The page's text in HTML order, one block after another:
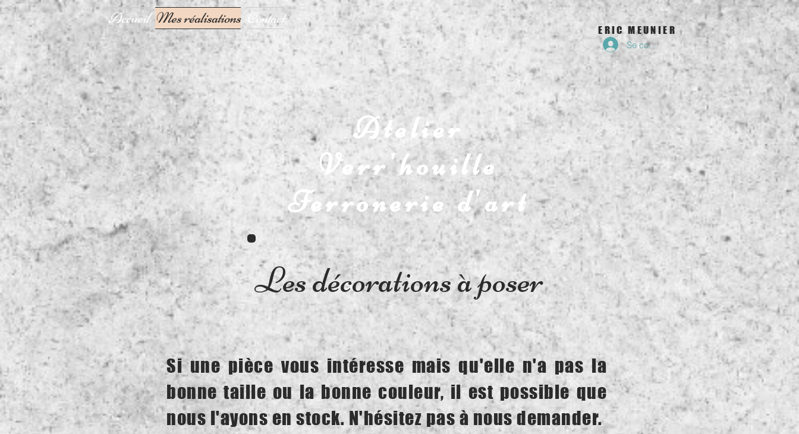
Accueil Mes réalisations Contact
ERIC MEUNIER
Se connecter
Atelier
Verr'houille
Ferronerie d'art
Les décorations à poser
Si une pièce vous intéresse mais qu'elle n'a pas la
bonne taille ou la bonne couleur, il est possible que
nous l'ayons en stock. N'hésitez pas à nous demander.